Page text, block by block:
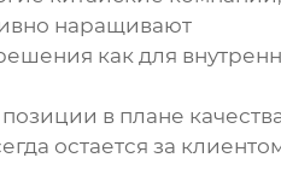
наращивают
как для
в плане
остается за